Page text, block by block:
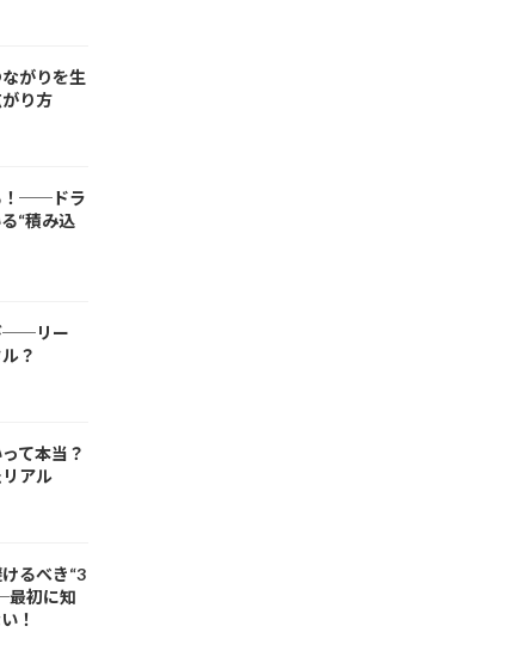
がりを生
り方
！──ドラ
“積み込
──リー
？
て本当？
アル
るべき“3
最初に知
！